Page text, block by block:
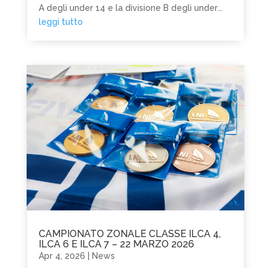
A degli under 14 e la divisione B degli under...
leggi tutto
CAMPIONATO ZONALE CLASSE ILCA 4,
ILCA 6 E ILCA 7 – 22 MARZO 2026
Apr 4, 2026
News